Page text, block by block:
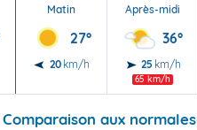
Matin
27°
20 km/h
Après-midi
36°
25 km/h
65 km/h
Comparaison aux normales